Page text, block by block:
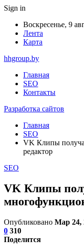
Sign in
Воскресенье, 9
Лента
Карта
hhgroup.by
Главная
SEO
Контакты
Разработка сайтов
Главная
SEO
VK Клипы
редактор
SEO
VK Клипы
Опубликовано Мар 24,
0 310
Поделится